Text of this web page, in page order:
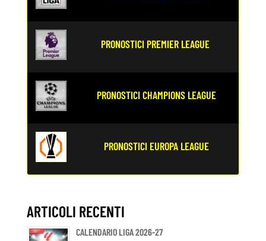
PRONOSTICI PREMIER LEAGUE
PRONOSTICI CHAMPIONS LEAGUE
PRONOSTICI EUROPA LEAGUE
ARTICOLI RECENTI
CALENDARIO LIGA 2026-27